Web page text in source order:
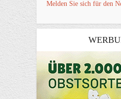
Melden Sie sich für den